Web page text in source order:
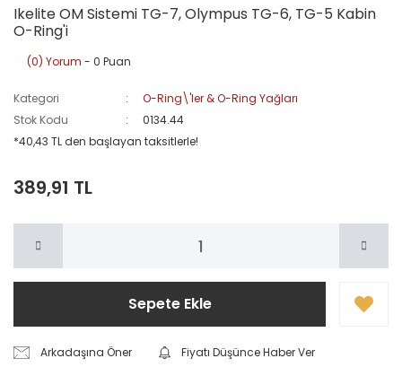
Ikelite OM Sistemi TG-7, Olympus TG-6, TG-5 Kabin
O-Ring'i
(0) Yorum - 0 Puan
Kategori
O-Ring\'ler & O-Ring Yağları
Stok Kodu
0134.44
*40,43 TL den başlayan taksitlerle!
389,91 TL
Sepete Ekle
Arkadaşına Öner
Fiyatı Düşünce Haber Ver